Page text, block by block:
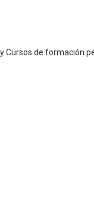
de formación